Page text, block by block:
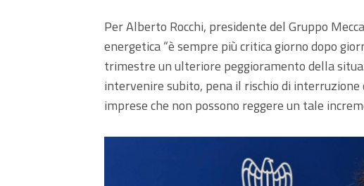
Per Alberto Rocchi, presidente del Gruppo
energetica “è sempre più critica giorno dopo
trimestre un ulteriore peggioramento della
intervenire subito, pena il rischio di
imprese che non possono reggere un tale